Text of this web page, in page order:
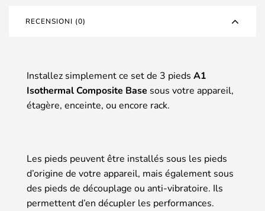
RECENSIONI (0)
Installez simplement ce set de 3 pieds A1
Isothermal Composite Base sous votre appareil,
étagère, enceinte, ou encore rack.
Les pieds peuvent être installés sous les pieds
d’origine de votre appareil, mais également sous
des pieds de découplage ou anti-vibratoire. Ils
permettent d’en décupler les performances.